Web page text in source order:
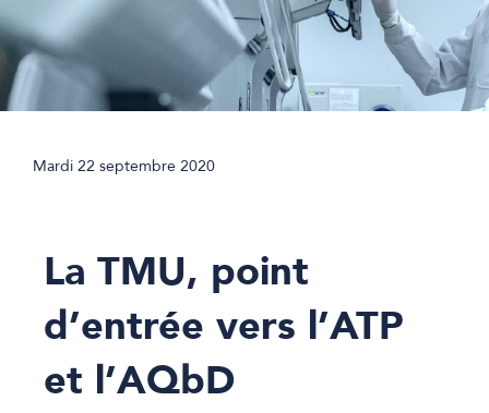
Mardi 22 septembre 2020
La TMU, point
d’entrée vers l’ATP
et l’AQbD